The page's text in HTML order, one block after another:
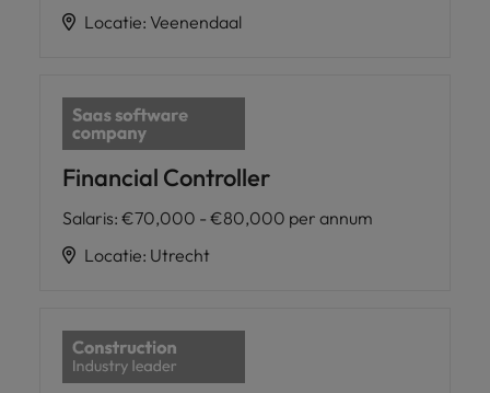
Locatie: Veenendaal
Financial Controller
Salaris: €70,000 - €80,000 per annum
Locatie: Utrecht